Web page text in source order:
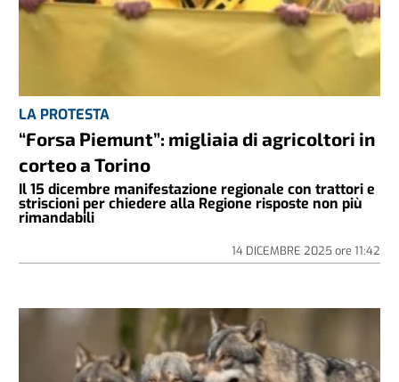
LA PROTESTA
“Forsa Piemunt”: migliaia di agricoltori in
corteo a Torino
Il 15 dicembre manifestazione regionale con trattori e
striscioni per chiedere alla Regione risposte non più
rimandabili
14 DICEMBRE 2025ore 11:42